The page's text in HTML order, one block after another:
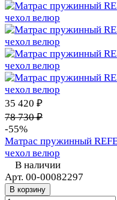
35 420 ₽
78 730 ₽
-55%
Матрас пружинный
чехол велюр
В наличии
Арт. 00-00082297
В корзину